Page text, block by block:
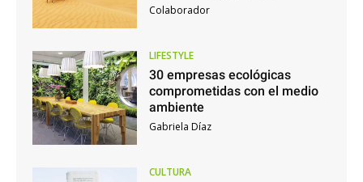
Colaborador
LIFESTYLE
30 empresas ecológicas
comprometidas con el medio
ambiente
Gabriela Díaz
CULTURA